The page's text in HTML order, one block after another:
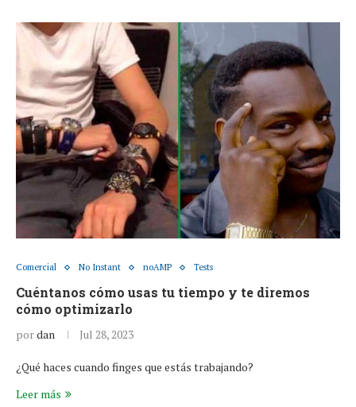
Comercial No Instant noAMP Tests
Cuéntanos cómo usas tu tiempo y te diremos
cómo optimizarlo
pordan Jul 28, 2023
¿Qué haces cuando finges que estás trabajando?
Leer más